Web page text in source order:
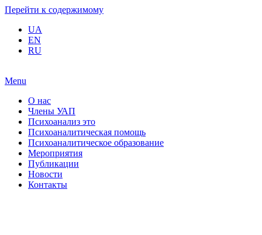
Перейти к содержимому
UA
EN
RU
Menu
О нас
Члены УАП
Психоанализ это
Психоаналитическая помощь
Психоаналитическое образование
Мероприятия
Публикации
Новости
Контакты